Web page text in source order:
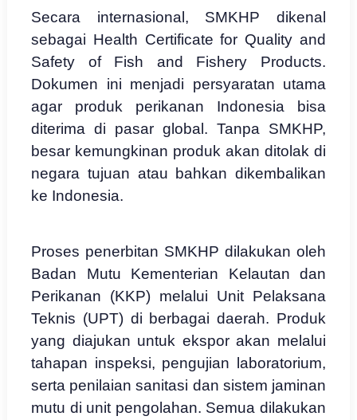
Secara internasional, SMKHP dikenal
sebagai Health Certificate for Quality and
Safety of Fish and Fishery Products.
Dokumen ini menjadi persyaratan utama
agar produk perikanan Indonesia bisa
diterima di pasar global. Tanpa SMKHP,
besar kemungkinan produk akan ditolak di
negara tujuan atau bahkan dikembalikan
ke Indonesia.
Proses penerbitan SMKHP dilakukan oleh
Badan Mutu Kementerian Kelautan dan
Perikanan (KKP) melalui Unit Pelaksana
Teknis (UPT) di berbagai daerah. Produk
yang diajukan untuk ekspor akan melalui
tahapan inspeksi, pengujian laboratorium,
serta penilaian sanitasi dan sistem jaminan
mutu di unit pengolahan. Semua dilakukan